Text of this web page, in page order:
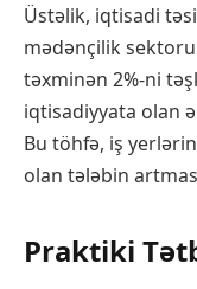
Üstəlik, iqtisadi
mədənçilik
təxminən 2%-ni
iqtisadiyyata olan
Bu töhfə, iş
olan tələbin
Praktiki